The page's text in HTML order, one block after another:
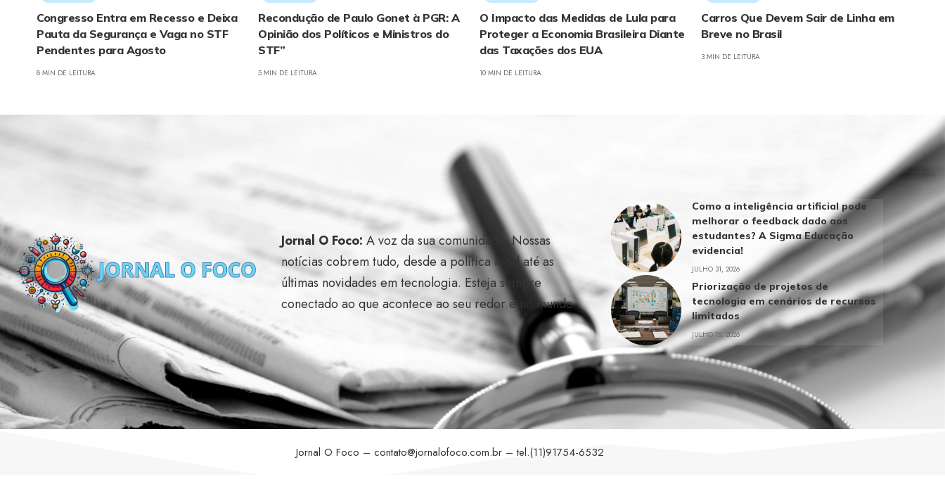
Congresso Entra em Recesso e Deixa
Pauta da Segurança e Vaga no STF
Pendentes para Agosto
8 MIN DE LEITURA
Recondução de Paulo Gonet à PGR: A
Opinião dos Políticos e Ministros do
STF”
5 MIN DE LEITURA
O Impacto das Medidas de Lula para
Proteger a Economia Brasileira Diante
das Taxações dos EUA
10 MIN DE LEITURA
Carros Que Devem Sair de Linha em
Breve no Brasil
3 MIN DE LEITURA
Jornal O Foco: A voz da sua comunidade. Nossas
notícias cobrem tudo, desde a política local até as
últimas novidades em tecnologia. Esteja sempre
conectado ao que acontece ao seu redor e no mundo.
Como a inteligência artificial pode
melhorar o feedback dado aos
estudantes? A Sigma Educação
evidencia!
JULHO 31, 2026
Priorização de projetos de
tecnologia em cenários de recursos
limitados
JULHO 15, 2026
Jornal O Foco – contato@jornalofoco.com.br– tel.(11)91754-6532